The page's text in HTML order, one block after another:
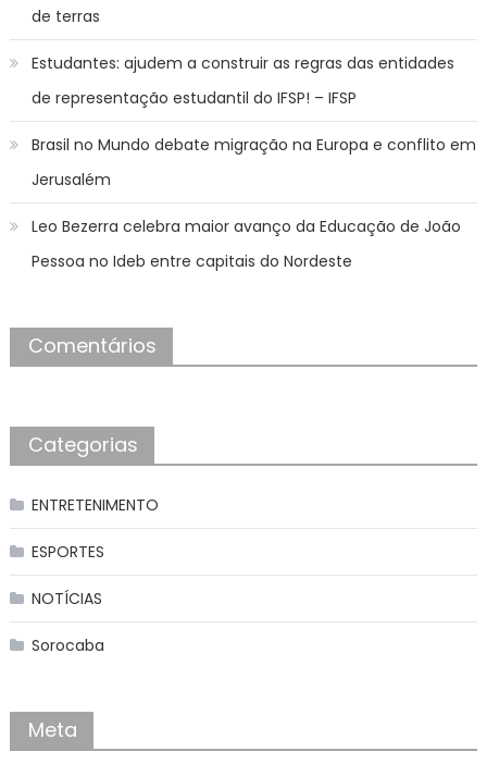
de terras
Estudantes: ajudem a construir as regras das entidades
de representação estudantil do IFSP! – IFSP
Brasil no Mundo debate migração na Europa e conflito em
Jerusalém
Leo Bezerra celebra maior avanço da Educação de João
Pessoa no Ideb entre capitais do Nordeste
Comentários
Categorias
ENTRETENIMENTO
ESPORTES
NOTÍCIAS
Sorocaba
Meta